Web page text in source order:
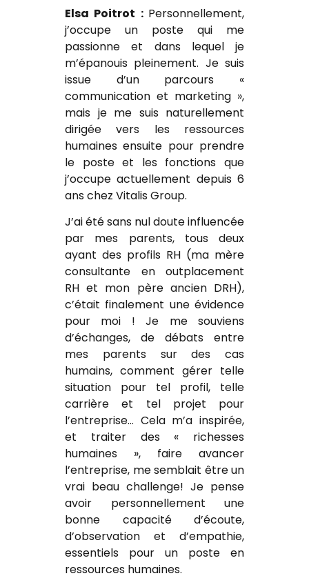
Elsa Poitrot : Personnellement,
j’occupe un poste qui me
passionne et dans lequel je
m’épanouis pleinement. Je suis
issue d’un parcours «
communication et marketing »,
mais je me suis naturellement
dirigée vers les ressources
humaines ensuite pour prendre
le poste et les fonctions que
j’occupe actuellement depuis 6
ans chez Vitalis Group.
J’ai été sans nul doute influencée
par mes parents, tous deux
ayant des profils RH (ma mère
consultante en outplacement
RH et mon père ancien DRH),
c’était finalement une évidence
pour moi ! Je me souviens
d’échanges, de débats entre
mes parents sur des cas
humains, comment gérer telle
situation pour tel profil, telle
carrière et tel projet pour
l’entreprise… Cela m’a inspirée,
et traiter des « richesses
humaines », faire avancer
l’entreprise, me semblait être un
vrai beau challenge! Je pense
avoir personnellement une
bonne capacité d’écoute,
d’observation et d’empathie,
essentiels pour un poste en
ressources humaines.